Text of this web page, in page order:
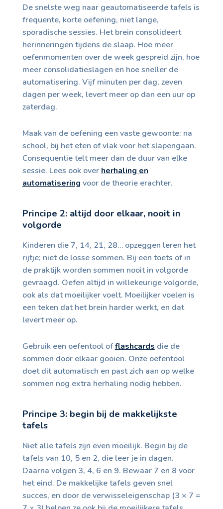
De snelste weg naar geautomatiseerde tafels is
frequente, korte oefening, niet lange,
sporadische sessies. Het brein consolideert
herinneringen tijdens de slaap. Hoe meer
oefenmomenten over de week gespreid zijn, hoe
meer consolidatieslagen en hoe sneller de
automatisering. Vijf minuten per dag, zeven
dagen per week, levert meer op dan een uur op
zaterdag.
Maak van de oefening een vaste gewoonte: na
school, bij het eten of vlak voor het slapengaan.
Consequentie telt meer dan de duur van elke
sessie. Lees ook over herhaling en
automatisering voor de theorie erachter.
Principe 2: altijd door elkaar, nooit in
volgorde
Kinderen die 7, 14, 21, 28… opzeggen leren het
rijtje; niet de losse sommen. Bij een toets of in
de praktijk worden sommen nooit in volgorde
gevraagd. Oefen altijd in willekeurige volgorde,
ook als dat moeilijker voelt. Moeilijker voelen is
een teken dat het brein harder werkt, en dat
levert meer op.
Gebruik een oefentool offlashcards die de
sommen door elkaar gooien. Onze oefentool
doet dit automatisch en past zich aan op welke
sommen nog extra herhaling nodig hebben.
Principe 3: begin bij de makkelijkste
tafels
Niet alle tafels zijn even moeilijk. Begin bij de
tafels van 10, 5 en 2, die leer je in dagen.
Daarna volgen 3, 4, 6 en 9. Bewaar 7 en 8 voor
het eind. De makkelijke tafels geven snel
succes, en door de verwisseleigenschap (3 × 7 =